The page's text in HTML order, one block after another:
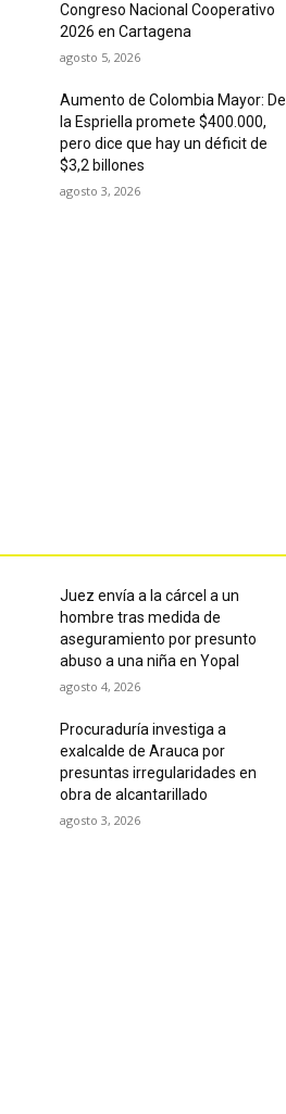
Congreso Nacional Cooperativo
2026 en Cartagena
agosto 5, 2026
Aumento de Colombia Mayor: De
la Espriella promete $400.000,
pero dice que hay un déficit de
$3,2 billones
agosto 3, 2026
Juez envía a la cárcel a un
hombre tras medida de
aseguramiento por presunto
abuso a una niña en Yopal
agosto 4, 2026
Procuraduría investiga a
exalcalde de Arauca por
presuntas irregularidades en
obra de alcantarillado
agosto 3, 2026